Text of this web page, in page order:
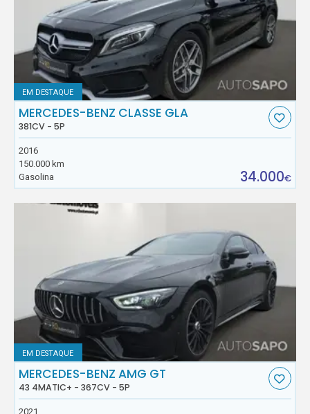
EM DESTAQUE
MERCEDES-BENZ CLASSE GLA
381CV - 5P
2016
150.000 km
Gasolina
34.000€
EM DESTAQUE
MERCEDES-BENZ AMG GT
43 4MATIC+ - 367CV - 5P
2021